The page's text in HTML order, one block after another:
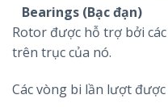
Bearings (Bạc đạn)
Rotor được hỗ trợ bởi
trên trục của nó.
Các vòng bi lần lượt